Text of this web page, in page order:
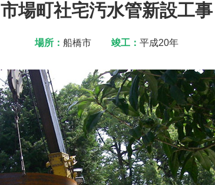
市場町社宅汚水管新設工事
場所： 船橋市 竣工： 平成20年